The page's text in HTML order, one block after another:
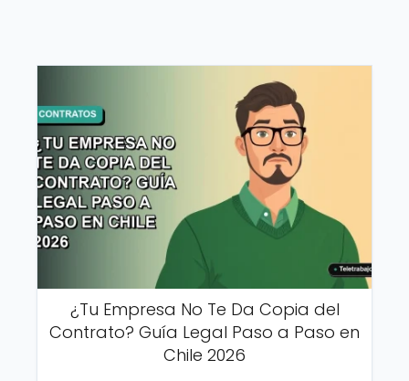
¿Tu Empresa No Te Da Copia del
Contrato? Guía Legal Paso a Paso en
Chile 2026